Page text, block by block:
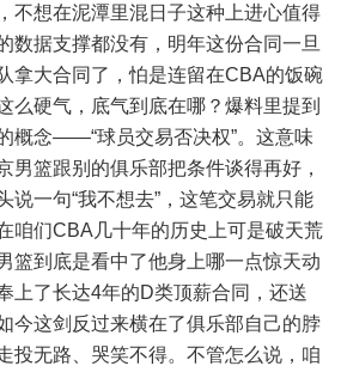
不想在泥潭里混日子这种上进心值得
数据支撑都没有，明年这份合同一旦
拿大合同了，怕是连留在CBA的饭碗
么硬气，底气到底在哪？爆料里提到
概念——“球员交易否决权”。这意味
男篮跟别的俱乐部把条件谈得再好，
说一句“我不想去”，这笔交易就只能
咱们CBA几十年的历史上可是破天荒
篮到底是看中了他身上哪一点惊天动
上了长达4年的D类顶薪合同，还送
今这剑反过来横在了俱乐部自己的脖
投无路、哭笑不得。不管怎么说，咱